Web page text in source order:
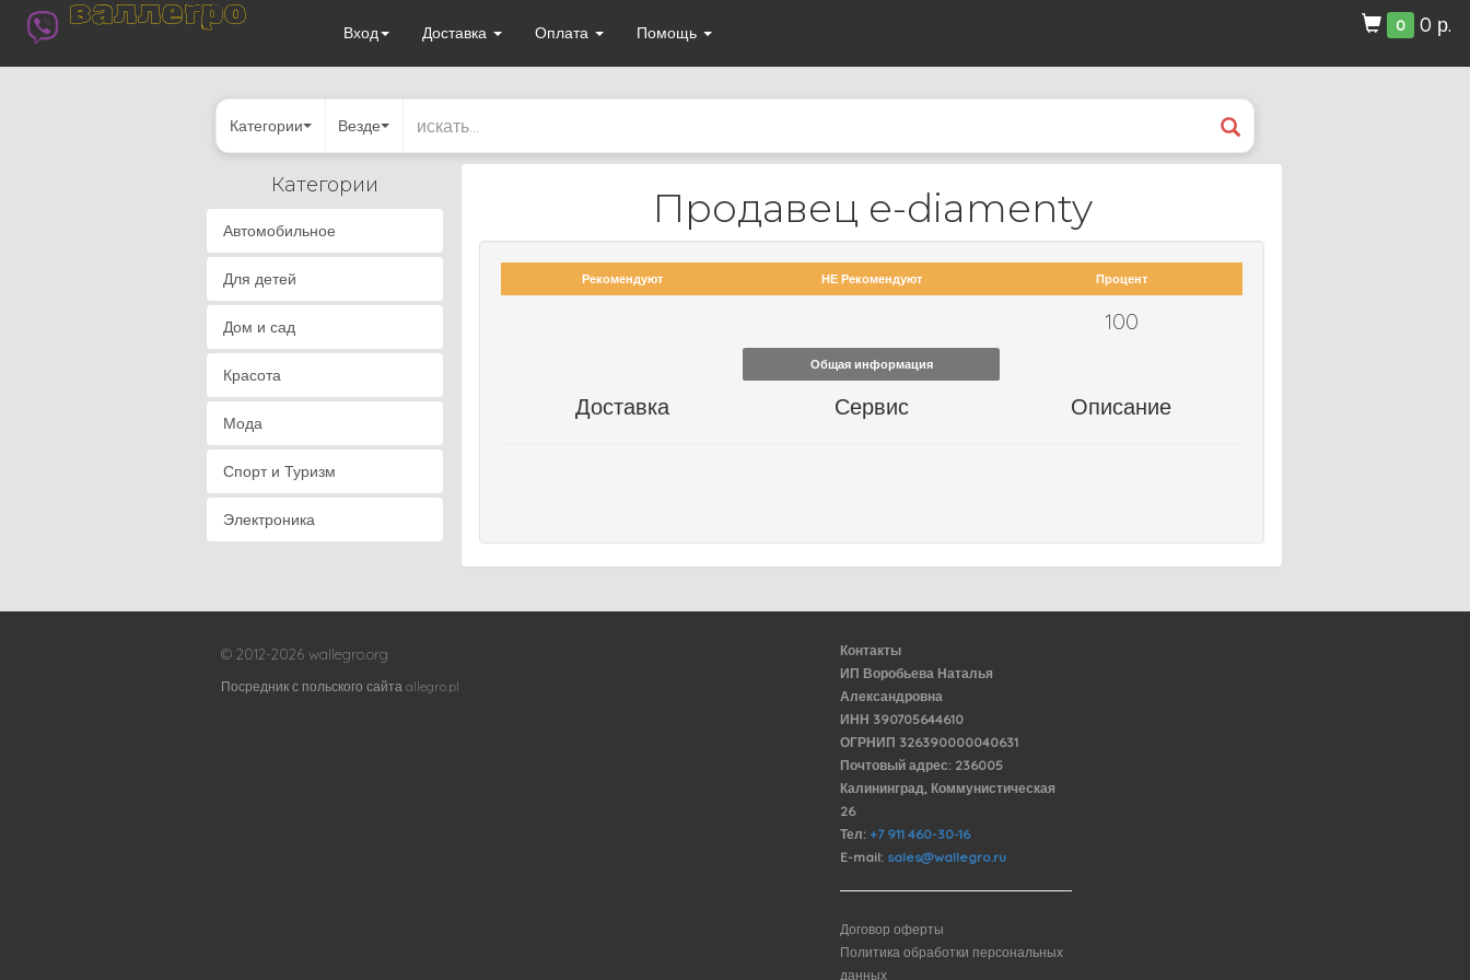
валлегро
Вход Доставка Оплата Помощь 0 0 р.
Категории Везде
Категории
Автомобильное
Для детей
Дом и сад
Красота
Мода
Спорт и Туризм
Электроника
Продавец e-diamenty
Рекомендуют НЕ Рекомендуют Процент
100
Общая информация
Доставка Сервис Описание
© 2012-2026 wallegro.org
Посредник с польского сайта allegro.pl
Контакты
ИП Воробьева Наталья
Александровна
ИНН 390705644610
ОГРНИП 326390000040631
Почтовый адрес: 236005
Калининград, Коммунистическая
26
Тел: +7 911 460-30-16
E-mail: sales@wallegro.ru
Договор оферты
Политика обработки персональных
данных